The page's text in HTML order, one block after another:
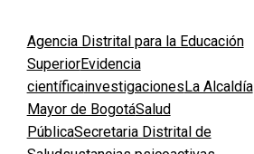
Agencia Distrital para la Educación
SuperiorEvidencia
científicainvestigacionesLa Alcaldía
Mayor de BogotáSalud
PúblicaSecretaria Distrital de